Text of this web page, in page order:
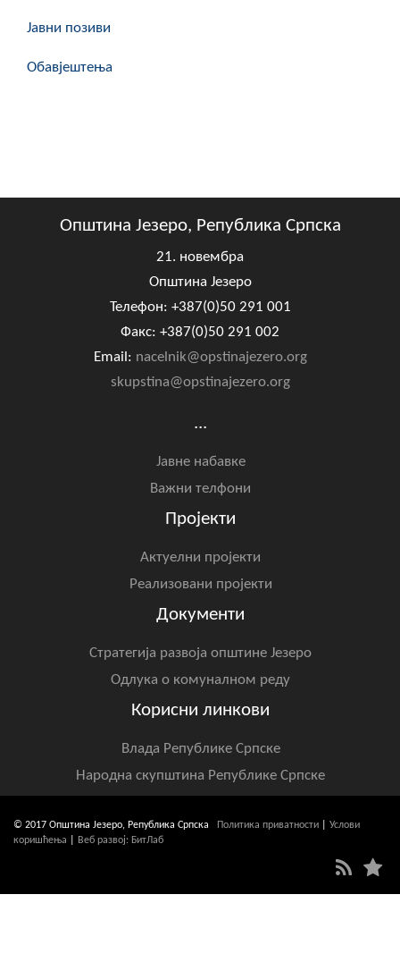
Јавни позиви
Обавјештења
Општина Језеро, Република Српска
21. новембра
Општина Језеро
Телефон: +387(0)50 291 001
Факс: +387(0)50 291 002
Email: nacelnik@opstinajezero.org
skupstina@opstinajezero.org
...
Јавне набавке
Важни телфони
Пројекти
Актуелни пројекти
Реализовани пројекти
Документи
Стратегија развоја општине Језеро
Одлука о комуналном реду
Корисни линкови
Влада Републике Српске
Народна скупштина Републике Српске
© 2017 Општина Језеро, Република Српска Политика приватности
Услови
коришћења
Веб развој: БитЛаб